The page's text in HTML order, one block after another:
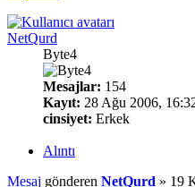
NetQurd
Byte4
Mesajlar: 154
Kayıt: 28 Ağu 2006,
cinsiyet: Erkek
Alıntı
Mesaj gönderen NetQurd » 19